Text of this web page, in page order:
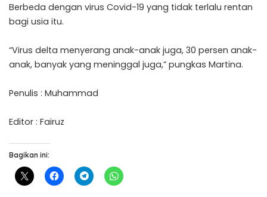
Berbeda dengan virus Covid-19 yang tidak terlalu rentan
bagi usia itu.
“Virus delta menyerang anak-anak juga, 30 persen anak-
anak, banyak yang meninggal juga,” pungkas Martina.
Penulis : Muhammad
Editor : Fairuz
Bagikan ini: